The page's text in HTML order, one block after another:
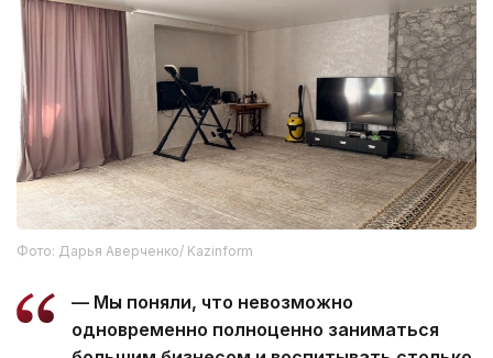
Фото: Дарья Аверченко/ Kazinform
— Мы поняли, что невозможно
одновременно полноценно заниматься